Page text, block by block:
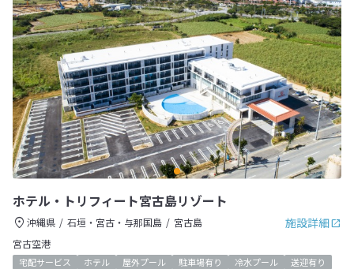
ホテル・トリフィート宮古島リゾート
施設詳細
沖縄県 石垣・宮古・与那国島
宮古島
宮古空港
宅配サービス ホテル 屋外プール 駐車場有り 冷水プール
送迎有り